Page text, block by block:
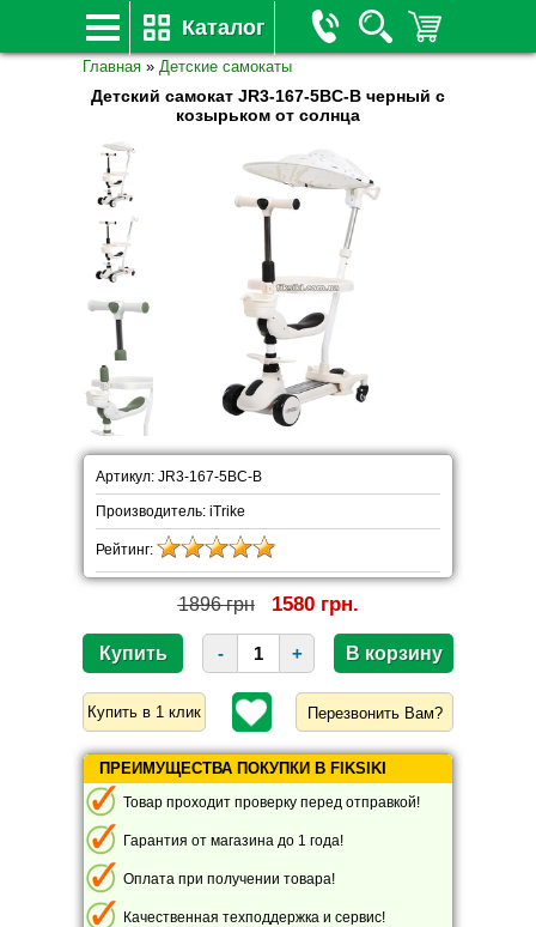
Каталог
Главная » Детские самокаты
Детский самокат JR3-167-5BC-B черный с
козырьком от солнца
Артикул: JR3-167-5BC-B
Производитель: iTrike
Рейтинг:
1896 грн 1580 грн.
- +
Перезвонить Вам?
ПРЕИМУЩЕСТВА ПОКУПКИ В FIKSIKI
Товар проходит проверку перед отправкой!
Гарантия от магазина до 1 года!
Оплата при получении товара!
Качественная техподдержка и сервис!